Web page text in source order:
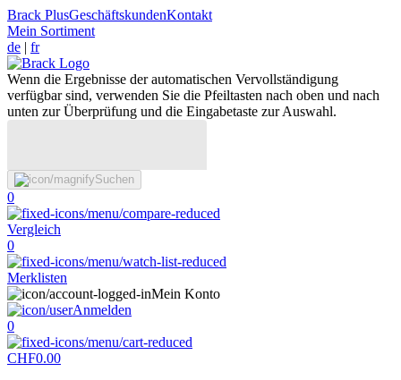
Brack PlusGeschäftskundenKontakt
Mein Sortiment
de | fr
Wenn die Ergebnisse der automatischen Vervollständigung
verfügbar sind, verwenden Sie die Pfeiltasten nach oben und nach
unten zur Überprüfung und die Eingabetaste zur Auswahl.
Suchen
0
Vergleich
0
Merklisten
Mein Konto
Anmelden
0
CHF0.00